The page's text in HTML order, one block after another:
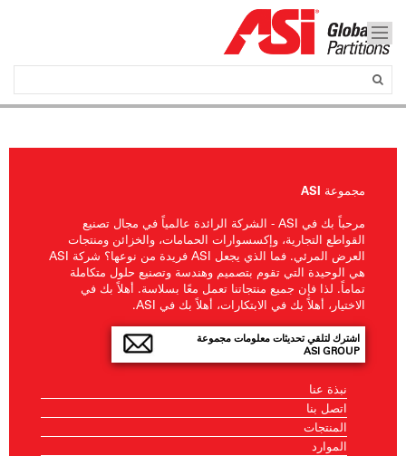
مجموعة ASI
مرحباً بك في ASI - الشركة الرائدة عالمياً في مجال تصنيع
القواطع التجارية، وإكسسوارات الحمامات، والخزائن ومنتجات
العرض المرئي. فما الذي يجعل ASI فريدة من نوعها؟ شركة ASI
هي الوحيدة التي تقوم بتصميم وهندسة وتصنيع حلول متكاملة
تماماً. لذا فإن جميع منتجاتنا تعمل معًا بسلاسة. أهلاً بك في
الاختيار، أهلاً بك في الابتكارات، أهلاً بك في ASI.
اشترك لتلقي تحديثات معلومات مجموعة
ASI GROUP
نبذة عنا
اتصل بنا
المنتجات
الموارد